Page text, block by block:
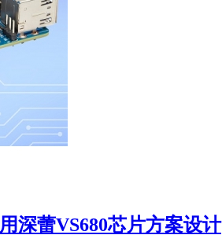
深蕾VS680芯片方案设计